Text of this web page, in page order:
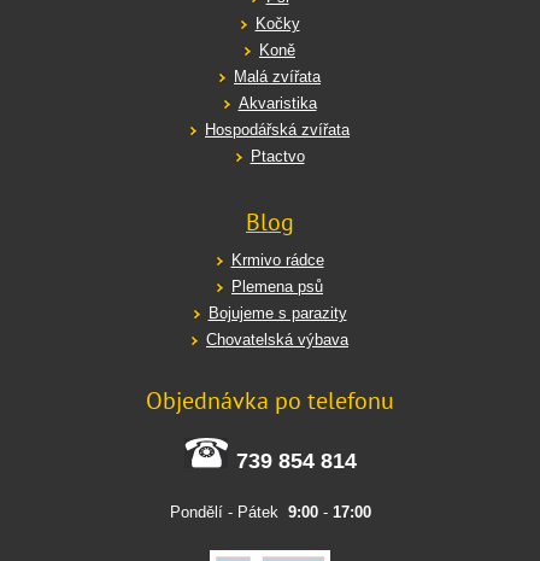
Kočky
Koně
Malá zvířata
Akvaristika
Hospodářská zvířata
Ptactvo
Blog
Krmivo rádce
Plemena psů
Bojujeme s parazity
Chovatelská výbava
Objednávka po telefonu
739 854 814
Pondělí - Pátek 9:00- 17:00